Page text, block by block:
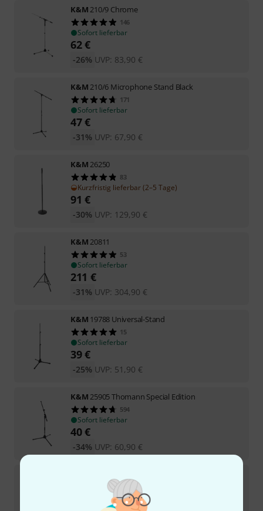
K&M 210/9 Chrome
146
Sofort lieferbar
62€
UVP: 83,90 €
-26%
K&M 210/6 Microphone Stand Black
171
Sofort lieferbar
47€
UVP: 67,90 €
-31%
K&M 26250
83
Kurzfristig lieferbar (2–5 Tage)
91 €
UVP: 129,90 €
-30%
K&M 20811
53
Sofort lieferbar
211 €
UVP: 304,90 €
-31%
K&M 19788 Universal-Stand
15
Sofort lieferbar
39€
UVP: 51,90 €
-25%
K&M 25905 Thomann Special Edition
594
Sofort lieferbar
40€
UVP: 60,90 €
-34%
Sofort lieferbar